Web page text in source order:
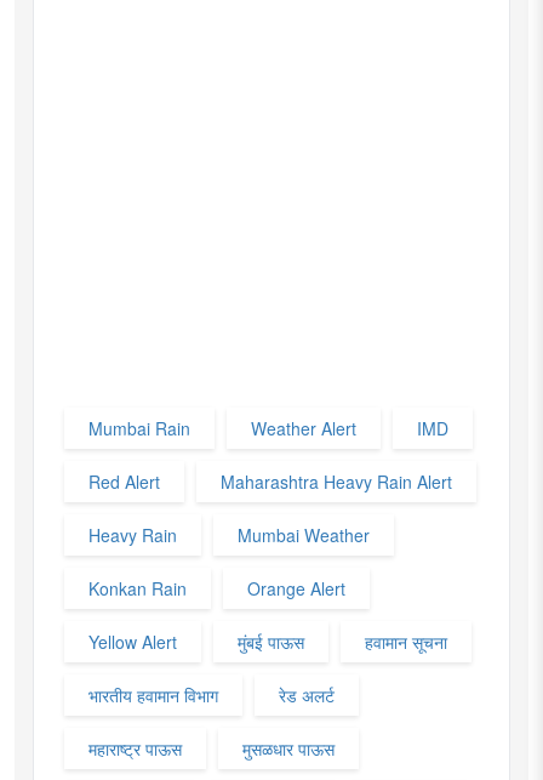
Mumbai Rain Weather Alert IMD
Red Alert Maharashtra Heavy Rain Alert
Heavy Rain Mumbai Weather
Konkan Rain Orange Alert
Yellow Alert मुंबई पाऊस हवामान सूचना
भारतीय हवामान विभाग रेड अलर्ट
महाराष्ट्र पाऊस मुसळधार पाऊस